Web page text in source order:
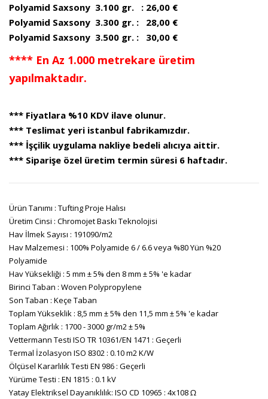
Polyamid Saxsony 3.100 gr. : 26,00 €
Polyamid Saxsony 3.300 gr. : 28,00 €
Polyamid Saxsony 3.500 gr. : 30,00 €
**** En Az 1.000 metrekare üretim
yapılmaktadır.
*** Fiyatlara %10 KDV ilave olunur.
*** Teslimat yeri istanbul fabrikamızdır.
*** İşçilik uygulama nakliye bedeli alıcıya aittir.
*** Siparişe özel üretim termin süresi 6 haftadır.
Ürün Tanımı : Tufting Proje Halısı
Üretim Cinsi : Chromojet Baskı Teknolojisi
Hav İlmek Sayısı : 191090/m2
Hav Malzemesi : 100% Polyamide 6 / 6.6 veya %80 Yün %20
Polyamide
Hav Yüksekliği : 5 mm ± 5% den 8 mm ± 5% 'e kadar
Birinci Taban : Woven Polypropylene
Son Taban : Keçe Taban
Toplam Yükseklik : 8,5 mm ± 5% den 11,5 mm ± 5% 'e kadar
Toplam Ağırlık : 1700 - 3000 gr/m2 ± 5%
Vettermann Testi ISO TR 10361/EN 1471 : Geçerli
Termal İzolasyon ISO 8302 : 0.10 m2 K/W
Ölçüsel Kararlılık Testi EN 986 : Geçerli
Yürüme Testi : EN 1815 : 0.1 kV
Yatay Elektriksel Dayanıklılık: ISO CD 10965 : 4x108 Ω